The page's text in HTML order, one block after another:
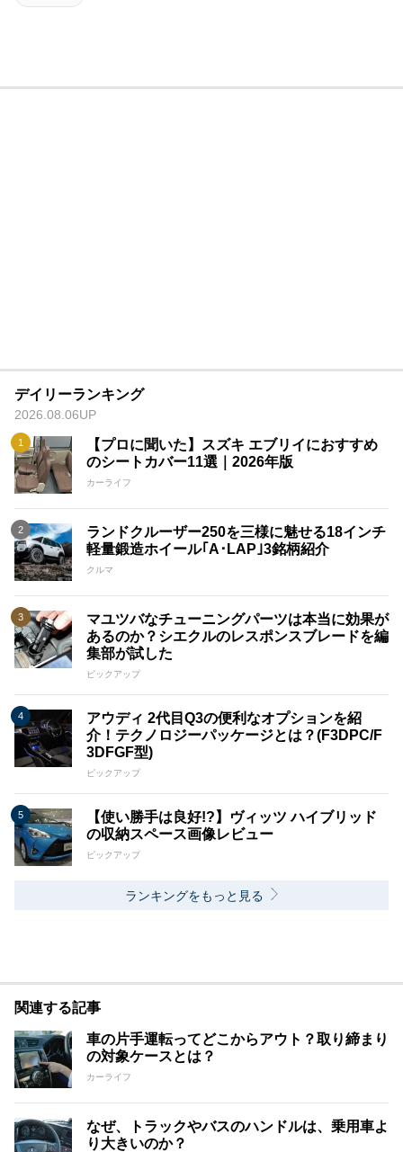
デイリーランキング
2026.08.06UP
【プロに聞いた】スズキ エブリイにおすすめ
のシートカバー11選｜2026年版
カーライフ
ランドクルーザー250を三様に魅せる18インチ
軽量鍛造ホイール｢A･LAP｣3銘柄紹介
クルマ
マユツバなチューニングパーツは本当に効果が
あるのか？シエクルのレスポンスブレードを編
集部が試した
ピックアップ
アウディ 2代目Q3の便利なオプションを紹
介！テクノロジーパッケージとは？(F3DPC/F
3DFGF型)
ピックアップ
【使い勝手は良好!?】ヴィッツ ハイブリッド
の収納スペース画像レビュー
ピックアップ
ランキングをもっと見る
関連する記事
車の片手運転ってどこからアウト？取り締まり
の対象ケースとは？
カーライフ
なぜ、トラックやバスのハンドルは、乗用車よ
り大きいのか？